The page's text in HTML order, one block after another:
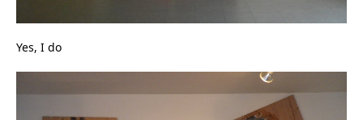
Yes, I do